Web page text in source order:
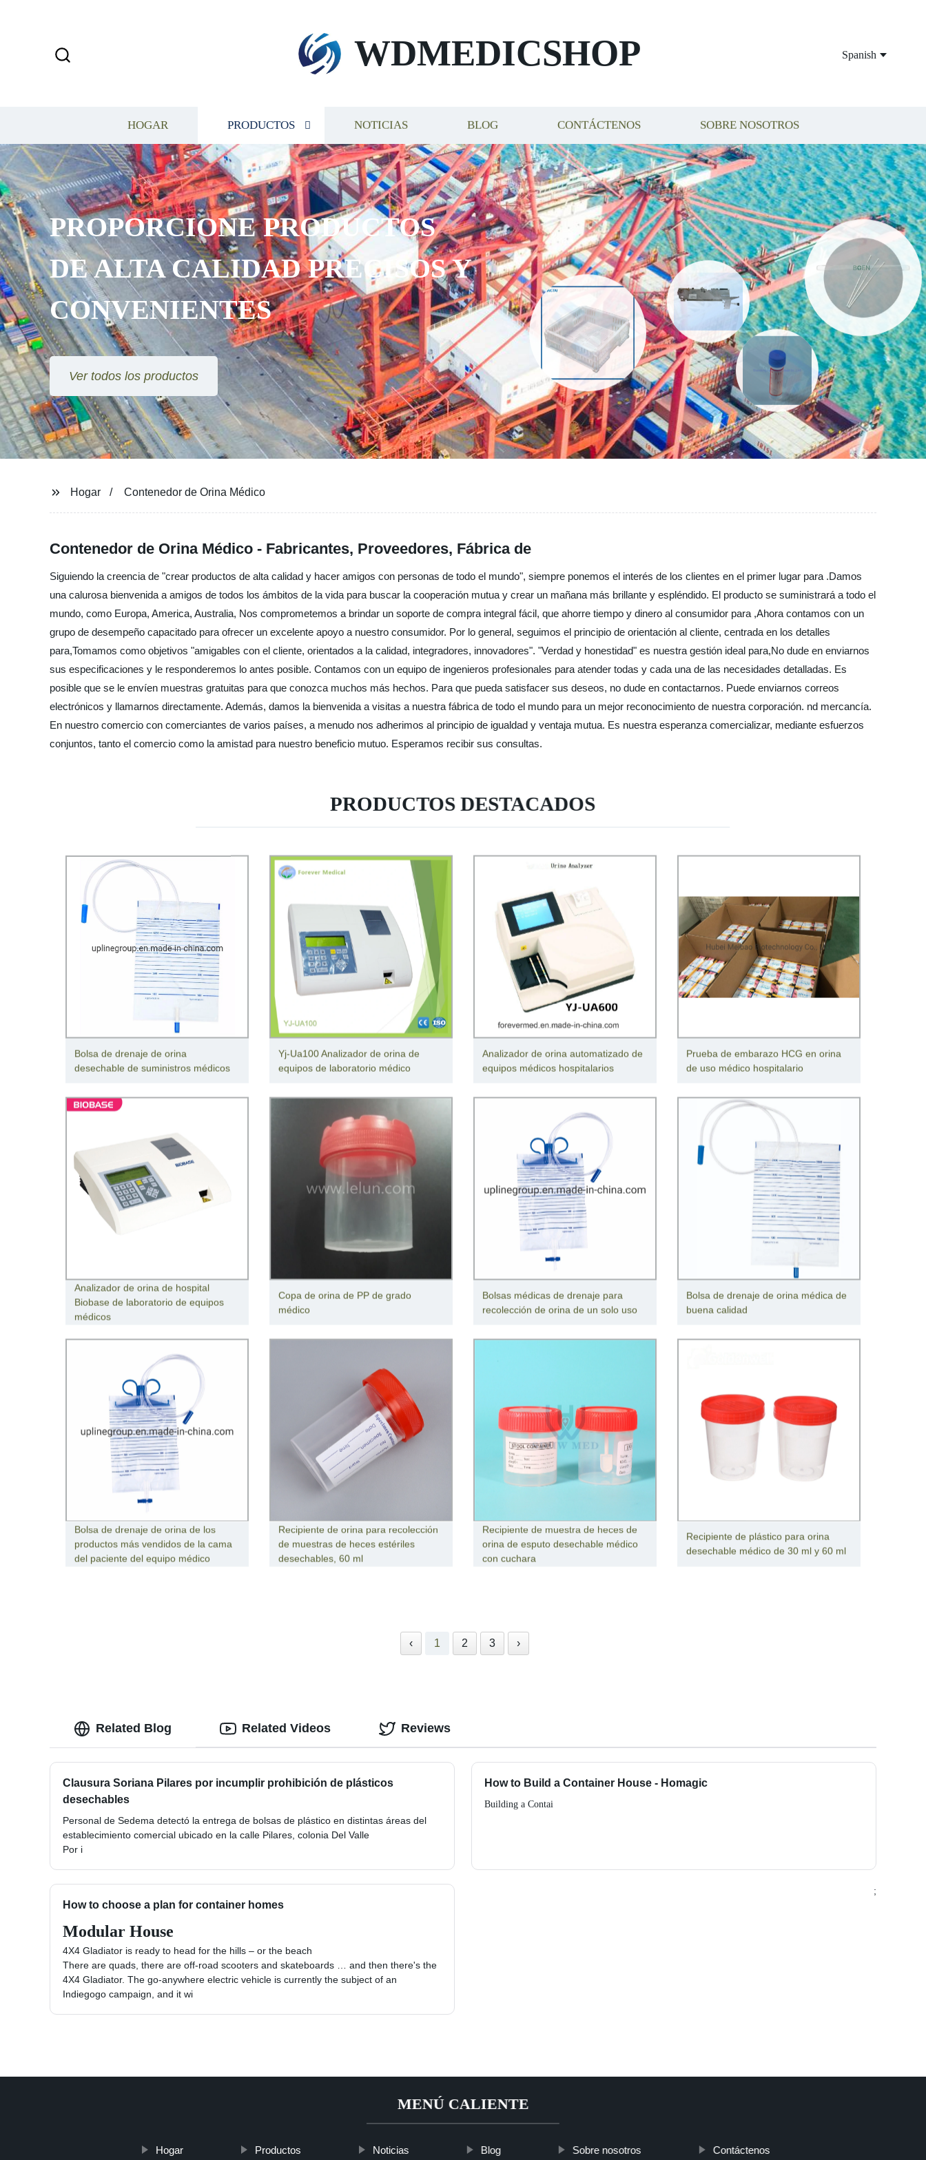
WDMEDICSHOP Spanish
HOGAR PRODUCTOS NOTICIAS BLOG CONTÁCTENOS SOBRE NOSOTROS
PROPORCIONE PRODUCTOS
DE ALTA CALIDAD PRECISOS Y
CONVENIENTES
Ver todos los productos
Hogar Contenedor de Orina Médico
Contenedor de Orina Médico - Fabricantes, Proveedores, Fábrica de
Siguiendo la creencia de "crear productos de alta calidad y hacer amigos con personas de todo el mundo", siempre ponemos el interés de los clientes en el primer lugar para .Damos
una calurosa bienvenida a amigos de todos los ámbitos de la vida para buscar la cooperación mutua y crear un mañana más brillante y espléndido. El producto se suministrará a todo el
mundo, como Europa, America, Australia, Nos comprometemos a brindar un soporte de compra integral fácil, que ahorre tiempo y dinero al consumidor para ,Ahora contamos con un
grupo de desempeño capacitado para ofrecer un excelente apoyo a nuestro consumidor. Por lo general, seguimos el principio de orientación al cliente, centrada en los detalles
para,Tomamos como objetivos "amigables con el cliente, orientados a la calidad, integradores, innovadores". "Verdad y honestidad" es nuestra gestión ideal para,No dude en enviarnos
sus especificaciones y le responderemos lo antes posible. Contamos con un equipo de ingenieros profesionales para atender todas y cada una de las necesidades detalladas. Es
posible que se le envíen muestras gratuitas para que conozca muchos más hechos. Para que pueda satisfacer sus deseos, no dude en contactarnos. Puede enviarnos correos
electrónicos y llamarnos directamente. Además, damos la bienvenida a visitas a nuestra fábrica de todo el mundo para un mejor reconocimiento de nuestra corporación. nd mercancía.
En nuestro comercio con comerciantes de varios países, a menudo nos adherimos al principio de igualdad y ventaja mutua. Es nuestra esperanza comercializar, mediante esfuerzos
conjuntos, tanto el comercio como la amistad para nuestro beneficio mutuo. Esperamos recibir sus consultas.
PRODUCTOS DESTACADOS
Bolsa de drenaje de orina
desechable de suministros médicos
Yj-Ua100 Analizador de orina de
equipos de laboratorio médico
Analizador de orina automatizado de
equipos médicos hospitalarios
Prueba de embarazo HCG en orina
de uso médico hospitalario
Analizador de orina de hospital
Biobase de laboratorio de equipos
médicos
Copa de orina de PP de grado
médico
Bolsas médicas de drenaje para
recolección de orina de un solo uso
Bolsa de drenaje de orina médica de
buena calidad
Bolsa de drenaje de orina de los
productos más vendidos de la cama
del paciente del equipo médico
Recipiente de orina para recolección
de muestras de heces estériles
desechables, 60 ml
Recipiente de muestra de heces de
orina de esputo desechable médico
con cuchara
Recipiente de plástico para orina
desechable médico de 30 ml y 60 ml
‹ 1 2 3 ›
Related Blog
Clausura Soriana Pilares por incumplir prohibición de plásticos
desechables
Personal de Sedema detectó la entrega de bolsas de plástico en distintas áreas del
establecimiento comercial ubicado en la calle Pilares, colonia Del Valle
Por i
How to Build a Container House - Homagic
Building a Contai
How to choose a plan for container homes
Modular House
4X4 Gladiator is ready to head for the hills – or the beach
There are quads, there are off-road scooters and skateboards … and then there's the
4X4 Gladiator. The go-anywhere electric vehicle is currently the subject of an
Indiegogo campaign, and it wi
;
Related Videos Reviews
MENÚ CALIENTE
Hogar Productos Noticias Blog Sobre nosotros Contáctenos